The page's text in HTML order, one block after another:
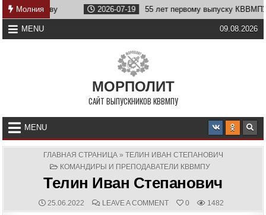
Skip
to
content
Молния 2026-07-19 55 лет первому выпуску КВВМПУ
MENU 09.08.2026
МОРПОЛИТ
САЙТ ВЫПУСКНИКОВ КВВМПУ
MENU
ГЛАВНАЯ СТРАНИЦА» ТЕЛИН ИВАН СТЕПАНОВИЧ
POSTED
КОМАНДИРЫ И ПРЕПОДАВАТЕЛИ КВВМПУ
Телин Иван Степанович
PUBLISHED
DATE:
25.06.2022 COMMENTS:
LEAVE A COMMENTON
ТЕЛИН
0 1482